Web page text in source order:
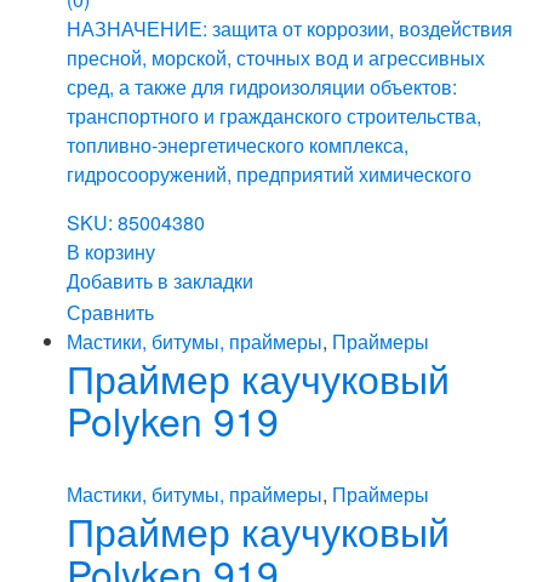
НАЗНАЧЕНИЕ: защита от коррозии, воздействия
пресной, морской, сточных вод и агрессивных
сред, а также для гидроизоляции объектов:
транспортного и гражданского строительства,
топливно-энергетического комплекса,
гидросооружений, предприятий химического
SKU: 85004380
В корзину
Добавить в закладки
Сравнить
Мастики, битумы, праймеры, Праймеры
Праймер каучуковый
Polyken 919
Мастики, битумы, праймеры, Праймеры
Праймер каучуковый